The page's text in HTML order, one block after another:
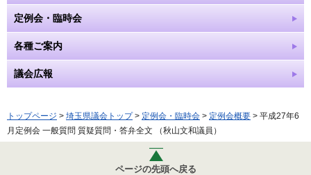
定例会・臨時会
各種ご案内
議会広報
トップページ > 埼玉県議会トップ> 定例会・臨時会 > 定例会概要 > 平成27年6
月定例会 一般質問 質疑質問・答弁全文 （秋山文和議員）
ページの先頭へ戻る